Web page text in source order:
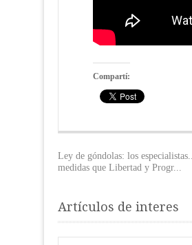
Compartí:
Ley de góndolas: los especialistas...
medidas que Libertad y Progr...
Artículos de interes